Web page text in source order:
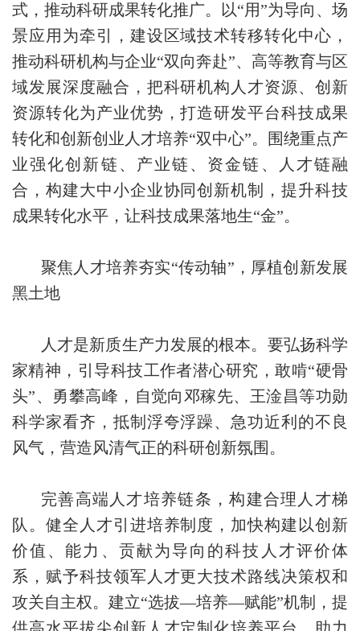
式，推动科研成果转化推广。以“用”为导向、场
景应用为牵引，建设区域技术转移转化中心，
推动科研机构与企业“双向奔赴”、高等教育与区
域发展深度融合，把科研机构人才资源、创新
资源转化为产业优势，打造研发平台科技成果
转化和创新创业人才培养“双中心”。围绕重点产
业强化创新链、产业链、资金链、人才链融
合，构建大中小企业协同创新机制，提升科技
成果转化水平，让科技成果落地生“金”。
聚焦人才培养夯实“传动轴”，厚植创新发展
黑土地
人才是新质生产力发展的根本。要弘扬科学
家精神，引导科技工作者潜心研究，敢啃“硬骨
头”、勇攀高峰，自觉向邓稼先、王淦昌等功勋
科学家看齐，抵制浮夸浮躁、急功近利的不良
风气，营造风清气正的科研创新氛围。
完善高端人才培养链条，构建合理人才梯
队。健全人才引进培养制度，加快构建以创新
价值、能力、贡献为导向的科技人才评价体
系，赋予科技领军人才更大技术路线决策权和
攻关自主权。建立“选拔—培养—赋能”机制，提